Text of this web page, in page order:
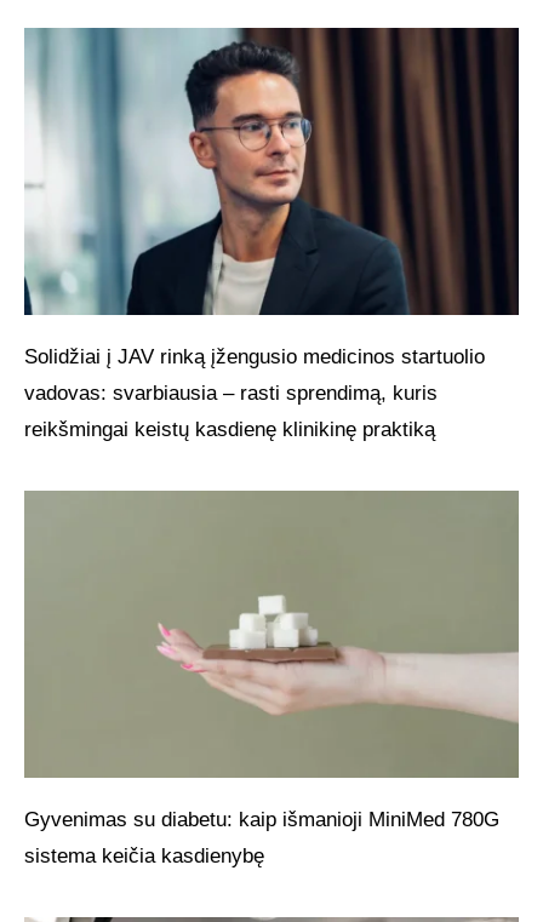
Solidžiai į JAV rinką įžengusio medicinos startuolio
vadovas: svarbiausia – rasti sprendimą, kuris
reikšmingai keistų kasdienę klinikinę praktiką
Gyvenimas su diabetu: kaip išmanioji MiniMed 780G
sistema keičia kasdienybę